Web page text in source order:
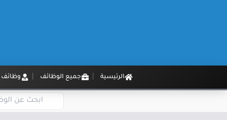
الرئيسية جميع الوظائف وظائف